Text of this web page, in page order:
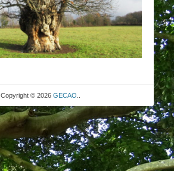
Copyright © 2026 GECAO